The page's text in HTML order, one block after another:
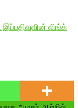
இப்பதிவுவின் லிங்க்